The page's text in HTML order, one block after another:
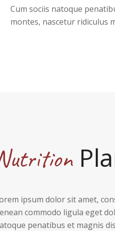
Cum sociis natoque
montes, nascetur ridiculus
ipsum dolor sit amet,
commodo ligula eget
penatibus et magnis